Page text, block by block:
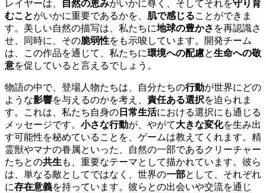
レイヤーは、
自然の恵みがいかに尊く、そしてそれを守り育
むことがいかに重要であるかを、 肌で感じることができま
す。美しい自然の描写は、私たちに地球の豊かさ を再認識さ
せ、同時に、その脆弱性をも示唆しています。開発チーム
は、この作品を通じて、私たちに環境への配慮と生命への敬
意を促していると言えるでしょう。
物語の中で、登場人物たちは、自分たちの行動が世界にどの
ような影響を与えるのかを考え、 責任ある選択を迫られま
す。これは、私たち自身の 日常生活における選択にも通じる
メッセージです。 小さな行動が、やがて大きな変化を生み出
す可能性を秘めていることを、ゲームは教えてくれます。精
霊獣やマナの眷属といった、自然の一部であるクリーチャー
たちとの共生 も、重要なテーマとして描かれています。彼ら
は、単なる敵としてではなく、世界の一部として、それぞれ
に存在意義を持っています。彼らとの出会いや交流を通じ